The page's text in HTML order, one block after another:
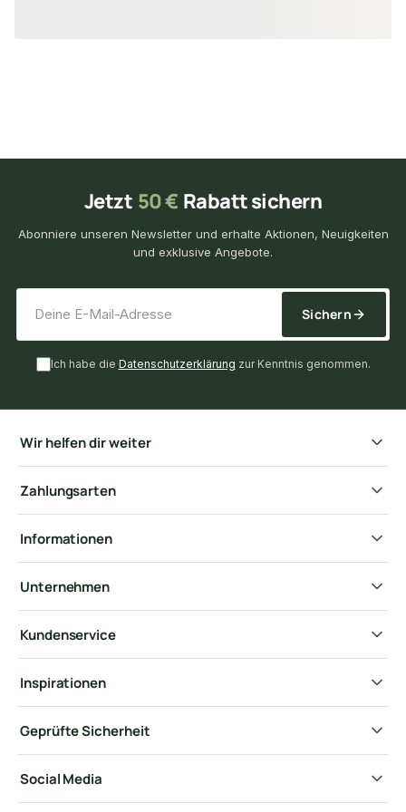
Jetzt 50 € Rabatt sichern
Abonniere unseren Newsletter und erhalte Aktionen, Neuigkeiten
und exklusive Angebote.
Sichern
Ich habe die Datenschutzerklärung zur Kenntnis genommen.
Wir helfen dir weiter
Zahlungsarten
Informationen
Unternehmen
Kundenservice
Inspirationen
Geprüfte Sicherheit
Social Media